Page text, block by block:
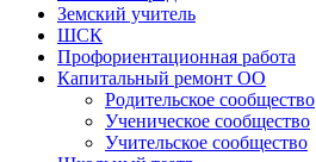
Земский учитель
ШСК
Профориентационная работа
Капитальный ремонт ОО
Родительское сообщество
Ученическое сообщество
Учительское сообщество